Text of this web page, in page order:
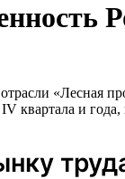
«Лесная
квартала и